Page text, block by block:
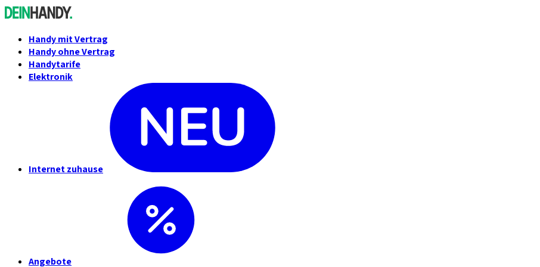
Handy mit Vertrag
Handy ohne Vertrag
Handytarife
Elektronik
Internet zuhause
Angebote